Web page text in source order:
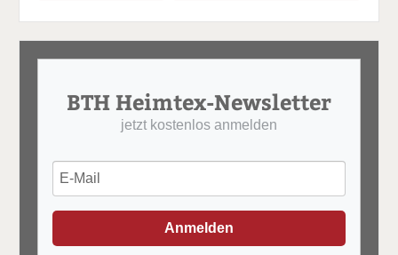
BTH Heimtex-Newsletter
jetzt kostenlos anmelden
Anmelden